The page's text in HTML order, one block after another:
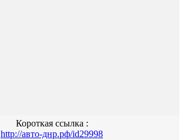
Короткая ссылка :
http://авто-днр.рф/id29998